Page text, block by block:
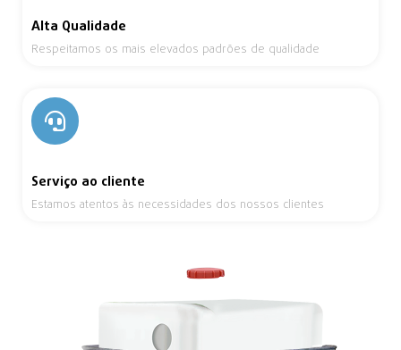
Alta Qualidade
Respeitamos os mais elevados padrões de qualidade
Serviço ao cliente
Estamos atentos às necessidades dos nossos clientes